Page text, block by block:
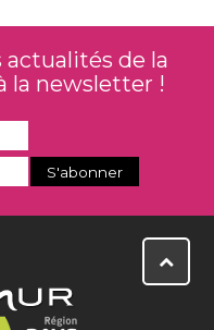
actualités de la
la newsletter !